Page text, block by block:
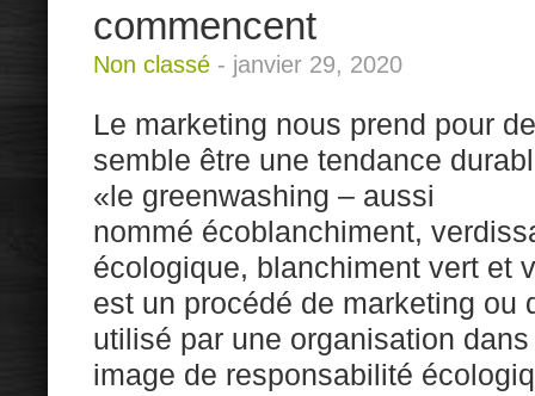
commencent
Non classé - janvier 29, 2020
Le marketing nous prend pour
semble être une tendance
«le greenwashing – aussi
nommé écoblanchiment,
écologique, blanchiment vert et
est un procédé de marketing ou
utilisé par une organisation
image de responsabilité